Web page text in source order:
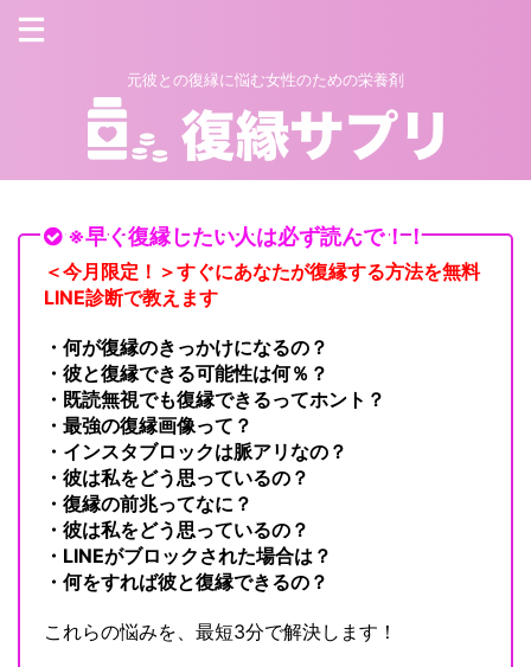
元彼との復縁に悩む女性のための栄養剤
※早く復縁したい人は必ず読んで！！
＜今月限定！＞すぐにあなたが復縁する方法を無料
LINE診断で教えます
・何が復縁のきっかけになるの？
・彼と復縁できる可能性は何％？
・既読無視でも復縁できるってホント？
・最強の復縁画像って？
・インスタブロックは脈アリなの？
・彼は私をどう思っているの？
・復縁の前兆ってなに？
・彼は私をどう思っているの？
・LINEがブロックされた場合は？
・何をすれば彼と復縁できるの？
これらの悩みを、最短3分で解決します！